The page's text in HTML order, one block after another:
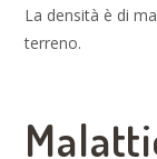
La densità è di
terreno.